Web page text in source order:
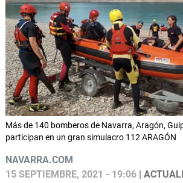
Más de 140 bomberos de Navarra, Aragón,
participan en un gran simulacro 112 ARAGÓN
NAVARRA.COM
15 SEPTIEMBRE, 2021 - 19:06 |